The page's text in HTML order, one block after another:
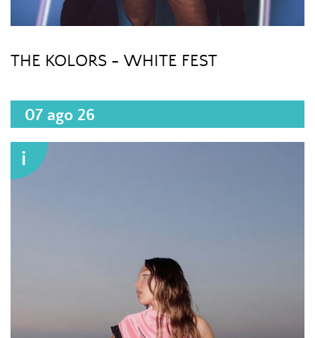
THE KOLORS - WHITE FEST
07 ago 26
i